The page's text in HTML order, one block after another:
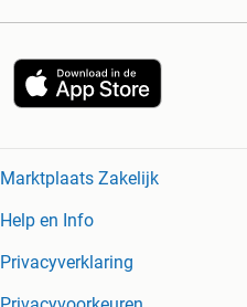
Marktplaats Zakelijk
Help en Info
Privacyverklaring